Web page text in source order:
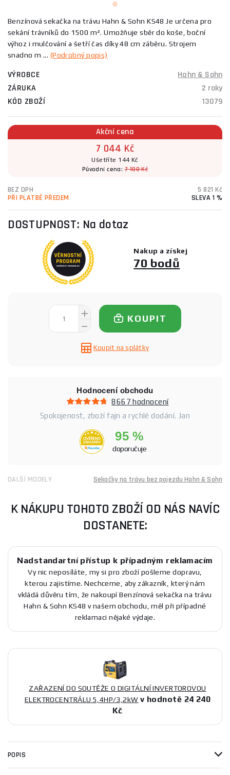
Benzínová sekačka na trávu Hahn & Sohn KS48 Je určena pro
sekání trávníků do 1500 m². Umožňuje sběr do koše, boční
výhoz i mulčování a šetří čas díky 48 cm záběru. Strojem
snadno m ... (Podrobný popis)
VÝROBCE
Hahn & Sohn
ZÁRUKA
2 roky
KÓD ZBOŽÍ
13079
Akční cena
7 044 Kč
Ušetříte 144 Kč
Původní cena:7 188 Kč
BEZ DPH
5 821 Kč
PŘI PLATBĚ PŘEDEM
SLEVA 1 %
DOSTUPNOST: Na dotaz
Nakup a získej
70 bodů
KOUPIT
Koupit na splátky
Hodnocení obchodu
8667 hodnocení
Spokojenost, zboží fajn a rychlé dodání. Jan
95 %
doporučuje
DALŠÍ MODELY Sekačky na trávu bez pojezdu Hahn & Sohn
K NÁKUPU TOHOTO ZBOŽÍ OD NÁS NAVÍC
DOSTANETE:
Nadstandartní přístup k případným reklamacím
Vy nic neposíláte, my si pro zboží pošleme dopravu,
kterou zajistíme. Nechceme, aby zákazník, který nám
vkládá důvěru tím, že nakoupí Benzínová sekačka na trávu
Hahn & Sohn KS48 v našem obchodu, měl při případné
reklamaci nějaké výdaje.
ZAŘAZENÍ DO SOUTĚŽE O DIGITÁLNÍ INVERTOROVOU
ELEKTROCENTRÁLU 5,4HP/3,2kW v hodnotě 24 240
Kč
POPIS